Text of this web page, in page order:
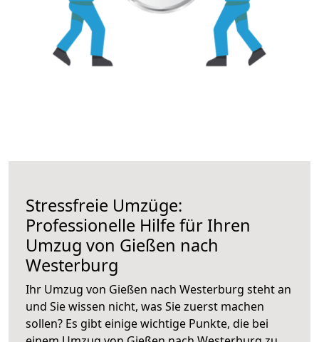
Stressfreie Umzüge:
Professionelle Hilfe für Ihren
Umzug von Gießen nach
Westerburg
Ihr Umzug von Gießen nach Westerburg steht an
und Sie wissen nicht, was Sie zuerst machen
sollen? Es gibt einige wichtige Punkte, die bei